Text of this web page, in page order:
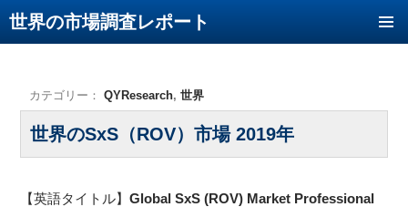
世界の市場調査レポート
カテゴリー： QYResearch, 世界
世界のSxS（ROV）市場 2019年
【英語タイトル】 Global SxS (ROV) Market Professional